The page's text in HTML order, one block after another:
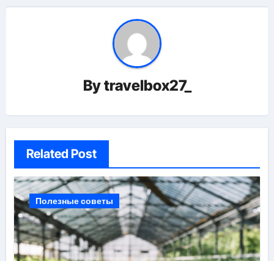
Bytravelbox27_
Related Post
Полезные советы